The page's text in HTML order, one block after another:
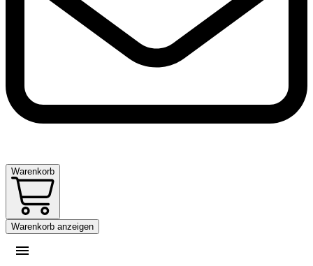
Warenkorb
Warenkorb anzeigen